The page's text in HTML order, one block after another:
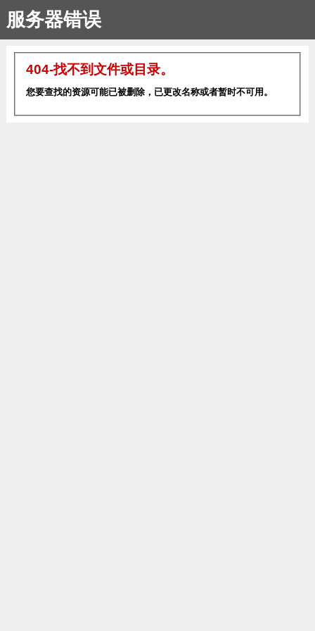
服务器错误
404-找不到文件或目录。
您要查找的资源可能已被删除，已更改名称或者暂时不可用。